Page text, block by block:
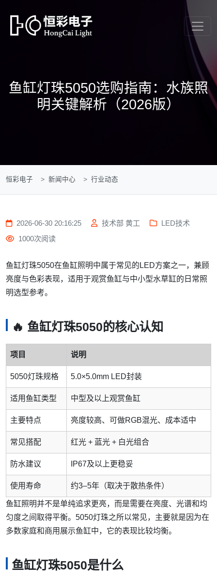
鱼缸灯珠5050选购指南：水族照
明关键解析（2026版）
恒彩电子 新闻中心 行业动态
2026-06-30 20:16:25 技术部 黄工
LED技术
1000次阅读
鱼缸灯珠5050在鱼缸照明中属于常见的LED方案之一，兼顾
亮度与色彩表现，适用于观赏鱼缸与中小型水草缸的日常照
明选型参考。
🔥 鱼缸灯珠5050的核心认知
项目 说明
5050灯珠规格 5.0×5.0mm LED封装
适用鱼缸类型 中型及以上观赏鱼缸
主要特点 亮度较高、可做RGB混光、成本适中
常见搭配 红光 + 蓝光 + 白光组合
防水建议 IP67及以上更稳妥
使用寿命 约3–5年（取决于散热条件）
鱼缸照明并不是单纯追求更亮，而是需要在亮度、光谱和均
匀度之间取得平衡。5050灯珠之所以常见，主要就是因为在
多数家庭和商用展示鱼缸中，它的表现比较均衡。
鱼缸灯珠5050是什么